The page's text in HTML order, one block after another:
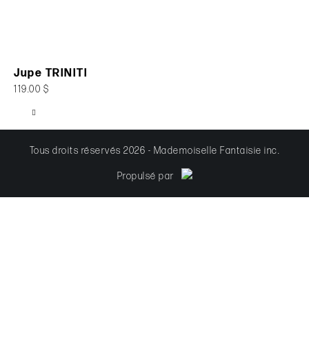
Jupe TRINITI
119.00 $
Tous droits réservés 2026 - Mademoiselle Fantaisie inc.
Propulsé par